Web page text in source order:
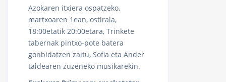
Azokaren itxiera ospatzeko,
martxoaren 1ean, ostirala,
18:00etatik 20:00etara, Trinkete
tabernak pintxo-pote batera
gonbidatzen zaitu, Sofia eta Ander
taldearen zuzeneko musikarekin.